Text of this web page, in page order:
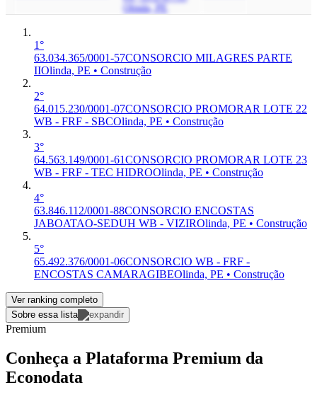
Olinda, PE
1°
63.034.365/0001-57CONSORCIO MILAGRES PARTE
IIOlinda, PE • Construção
2°
64.015.230/0001-07CONSORCIO PROMORAR LOTE 22
WB - FRF - SBCOlinda, PE • Construção
3°
64.563.149/0001-61CONSORCIO PROMORAR LOTE 23
WB - FRF - TEC HIDROOlinda, PE • Construção
4°
63.846.112/0001-88CONSORCIO ENCOSTAS
JABOATAO-SEDUH WB - VIZIROlinda, PE • Construção
5°
65.492.376/0001-06CONSORCIO WB - FRF -
ENCOSTAS CAMARAGIBEOlinda, PE • Construção
Ver ranking completo
Sobre essa lista
Premium
Conheça a Plataforma Premium da
Econodata